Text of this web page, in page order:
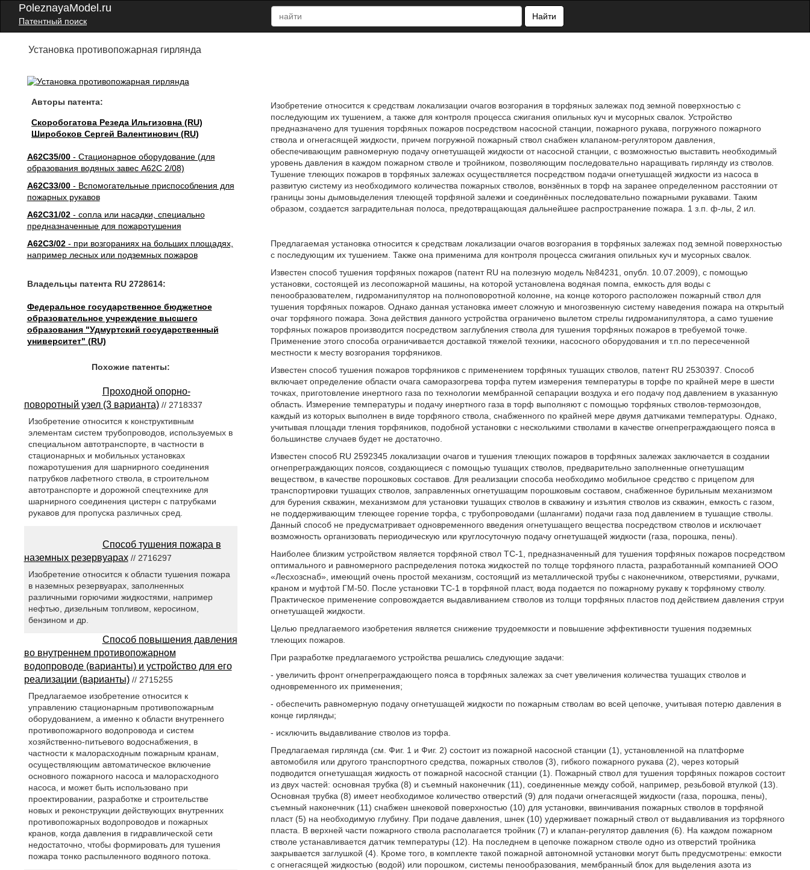
PoleznayaModel.ru
Патентный поиск
Найти
Установка противопожарная гирлянда
Авторы патента:
Скоробогатова Резеда Ильгизовна (RU)
Широбоков Сергей Валентинович (RU)
A62C35/00- Стационарное оборудование (для
образования водяных завес A62C 2/08)
A62C33/00- Вспомогательные приспособления для
пожарных рукавов
A62C31/02- сопла или насадки, специально
предназначенные для пожаротушения
A62C3/02- при возгораниях на больших площадях,
например лесных или подземных пожаров
Владельцы патента RU 2728614:
Федеральное государственное бюджетное
образовательное учреждение высшего
образования "Удмуртский государственный
университет" (RU)
Изобретение относится к средствам локализации очагов возгорания в торфяных залежах под земной поверхностью с
последующим их тушением, а также для контроля процесса сжигания опильных куч и мусорных свалок. Устройство
предназначено для тушения торфяных пожаров посредством насосной станции, пожарного рукава, погружного пожарного
ствола и огнегасящей жидкости, причем погружной пожарный ствол снабжен клапаном-регулятором давления,
обеспечивающим равномерную подачу огнетушащей жидкости от насосной станции, с возможностью выставить необходимый
уровень давления в каждом пожарном стволе и тройником, позволяющим последовательно наращивать гирлянду из стволов.
Тушение тлеющих пожаров в торфяных залежах осуществляется посредством подачи огнетушащей жидкости из насоса в
развитую систему из необходимого количества пожарных стволов, вонзённых в торф на заранее определенном расстоянии от
границы зоны дымовыделения тлеющей торфяной залежи и соединённых последовательно пожарными рукавами. Таким
образом, создается заградительная полоса, предотвращающая дальнейшее распространение пожара. 1 з.п. ф-лы, 2 ил.
Предлагаемая установка относится к средствам локализации очагов возгорания в торфяных залежах под земной поверхностью
с последующим их тушением. Также она применима для контроля процесса сжигания опильных куч и мусорных свалок.
Известен способ тушения торфяных пожаров (патент RU на полезную модель №84231, опубл. 10.07.2009), с помощью
установки, состоящей из лесопожарной машины, на которой установлена водяная помпа, емкость для воды с
пенообразователем, гидроманипулятор на полноповоротной колонне, на конце которого расположен пожарный ствол для
тушения торфяных пожаров. Однако данная установка имеет сложную и многозвенную систему наведения пожара на открытый
очаг торфяного пожара. Зона действия данного устройства ограничено вылетом стрелы гидроманипулятора, а само тушение
торфяных пожаров производится посредством заглубления ствола для тушения торфяных пожаров в требуемой точке.
Применение этого способа ограничивается доставкой тяжелой техники, насосного оборудования и т.п.по пересеченной
местности к месту возгорания торфяников.
Известен способ тушения пожаров торфяников с применением торфяных тушащих стволов, патент RU 2530397. Способ
включает определение области очага саморазогрева торфа путем измерения температуры в торфе по крайней мере в шести
точках, приготовление инертного газа по технологии мембранной сепарации воздуха и его подачу под давлением в указанную
область. Измерение температуры и подачу инертного газа в торф выполняют с помощью торфяных стволов-термозондов,
каждый из которых выполнен в виде торфяного ствола, снабженного по крайней мере двумя датчиками температуры. Однако,
учитывая площади тления торфяников, подобной установки с несколькими стволами в качестве огнепреграждающего пояса в
большинстве случаев будет не достаточно.
Известен способ RU 2592345 локализации очагов и тушения тлеющих пожаров в торфяных залежах заключается в создании
огнепреграждающих поясов, создающиеся с помощью тушащих стволов, предварительно заполненные огнетушащим
веществом, в качестве порошковых составов. Для реализации способа необходимо мобильное средство с прицепом для
транспортировки тушащих стволов, заправленных огнетушащим порошковым составом, снабженное бурильным механизмом
для бурения скважин, механизмом для установки тушащих стволов в скважину и изъятия стволов из скважин, емкость с газом,
не поддерживающим тлеющее горение торфа, с трубопроводами (шлангами) подачи газа под давлением в тушащие стволы.
Данный способ не предусматривает одновременного введения огнетушащего вещества посредством стволов и исключает
возможность организовать периодическую или круглосуточную подачу огнетушащей жидкости (газа, порошка, пены).
Наиболее близким устройством является торфяной ствол ТС-1, предназначенный для тушения торфяных пожаров посредством
оптимального и равномерного распределения потока жидкостей по толще торфяного пласта, разработанный компанией ООО
«Лесхозснаб», имеющий очень простой механизм, состоящий из металлической трубы с наконечником, отверстиями, ручками,
краном и муфтой ГМ-50. После установки ТС-1 в торфяной пласт, вода подается по пожарному рукаву к торфяному стволу.
Практическое применение сопровождается выдавливанием стволов из толщи торфяных пластов под действием давления струи
огнетушащей жидкости.
Целью предлагаемого изобретения является снижение трудоемкости и повышение эффективности тушения подземных
тлеющих пожаров.
При разработке предлагаемого устройства решались следующие задачи:
- увеличить фронт огнепреграждающего пояса в торфяных залежах за счет увеличения количества тушащих стволов и
одновременного их применения;
- обеспечить равномерную подачу огнетушащей жидкости по пожарным стволам во всей цепочке, учитывая потерю давления в
конце гирлянды;
- исключить выдавливание стволов из торфа.
Предлагаемая гирлянда (см. Фиг. 1 и Фиг. 2) состоит из пожарной насосной станции (1), установленной на платформе
автомобиля или другого транспортного средства, пожарных стволов (3), гибкого пожарного рукава (2), через который
подводится огнетушащая жидкость от пожарной насосной станции (1). Пожарный ствол для тушения торфяных пожаров состоит
из двух частей: основная трубка (8) и съемный наконечник (11), соединенные между собой, например, резьбовой втулкой (13).
Основная трубка (8) имеет необходимое количество отверстий (9) для подачи огнегасящей жидкости (газа, порошка, пены),
съемный наконечник (11) снабжен шнековой поверхностью (10) для установки, ввинчивания пожарных стволов в торфяной
пласт (5) на необходимую глубину. При подаче давления, шнек (10) удерживает пожарный ствол от выдавливания из торфяного
пласта. В верхней части пожарного ствола располагается тройник (7) и клапан-регулятор давления (6). На каждом пожарном
стволе устанавливается датчик температуры (12). На последнем в цепочке пожарном стволе одно из отверстий тройника
закрывается заглушкой (4). Кроме того, в комплекте такой пожарной автономной установки могут быть предусмотрены: емкости
с огнегасящей жидкостью (водой) или порошком, системы пенообразования, мембранный блок для выделения азота из
Похожие патенты:
Проходной опорно-
поворотный узел (3 варианта)// 2718337
Изобретение относится к конструктивным
элементам систем трубопроводов, используемых в
специальном автотранспорте, в частности в
стационарных и мобильных установках
пожаротушения для шарнирного соединения
патрубков лафетного ствола, в строительном
автотранспорте и дорожной спецтехнике для
шарнирного соединения цистерн с патрубками
рукавов для пропуска различных сред.
Способ тушения пожара в
наземных резервуарах// 2716297
Изобретение относится к области тушения пожара
в наземных резервуарах, заполненных
различными горючими жидкостями, например
нефтью, дизельным топливом, керосином,
бензином и др.
Способ повышения давления
во внутреннем противопожарном
водопроводе (варианты) и устройство для его
реализации (варианты)// 2715255
Предлагаемое изобретение относится к
управлению стационарным противопожарным
оборудованием, а именно к области внутреннего
противопожарного водопровода и систем
хозяйственно-питьевого водоснабжения, в
частности к малорасходным пожарным кранам,
осуществляющим автоматическое включение
основного пожарного насоса и малорасходного
насоса, и может быть использовано при
проектировании, разработке и строительстве
новых и реконструкции действующих внутренних
противопожарных водопроводов и пожарных
кранов, когда давления в гидравлической сети
недостаточно, чтобы формировать для тушения
пожара тонко распыленного водяного потока.